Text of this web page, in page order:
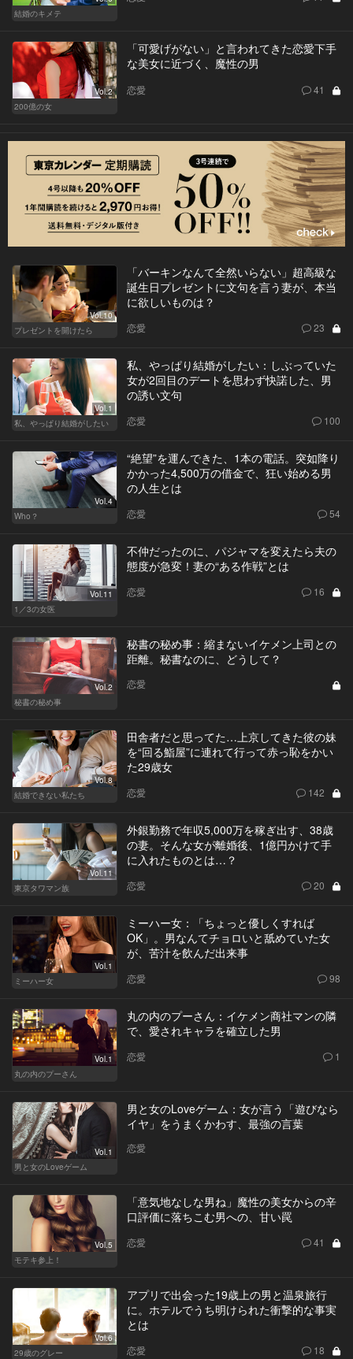
結婚のキメテ
Vol.2
200億の女
「可愛げがない」と言われてきた恋愛下手
な美女に近づく、魔性の男
恋愛 41
Vol.10
プレゼントを開けたら
「バーキンなんて全然いらない」超高級な
誕生日プレゼントに文句を言う妻が、本当
に欲しいものは？
恋愛 23
Vol.1
私、やっぱり結婚がしたい
私、やっぱり結婚がしたい：しぶっていた
女が2回目のデートを思わず快諾した、男
の誘い文句
恋愛 100
Vol.4
Who？
“絶望”を運んできた、1本の電話。突如降り
かかった4,500万の借金で、狂い始める男
の人生とは
恋愛 54
Vol.11
1／3の女医
不仲だったのに、パジャマを変えたら夫の
態度が急変！妻の“ある作戦”とは
恋愛 16
Vol.2
秘書の秘め事
秘書の秘め事：縮まないイケメン上司との
距離。秘書なのに、どうして？
恋愛
Vol.8
結婚できない私たち
田舎者だと思ってた…上京してきた彼の妹
を“回る鮨屋”に連れて行って赤っ恥をかい
た29歳女
恋愛 142
Vol.11
東京タワマン族
外銀勤務で年収5,000万を稼ぎ出す、38歳
の妻。そんな女が離婚後、1億円かけて手
に入れたものとは…？
恋愛 20
Vol.1
ミーハー女
ミーハー女：「ちょっと優しくすれば
OK」。男なんてチョロいと舐めていた女
が、苦汁を飲んだ出来事
恋愛 98
Vol.1
丸の内のプーさん
丸の内のプーさん：イケメン商社マンの隣
で、愛されキャラを確立した男
恋愛 1
Vol.1
男と女のLoveゲーム
男と女のLoveゲーム：女が言う「遊びなら
イヤ」をうまくかわす、最強の言葉
恋愛
Vol.5
モテキ参上！
「意気地なしな男ね」魔性の美女からの辛
口評価に落ちこむ男への、甘い罠
恋愛 41
Vol.6
29歳のグレー
アプリで出会った19歳上の男と温泉旅行
に。ホテルでうち明けられた衝撃的な事実
とは
恋愛 18